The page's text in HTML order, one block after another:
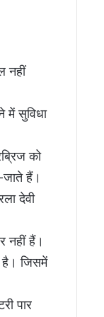
नहीं
में सुविधा
को
जाते हैं।
देवी
नहीं हैं।
है। जिसमें
पार